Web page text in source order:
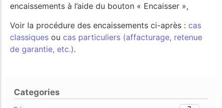
encaissements à l’aide du bouton « Encaisser »,
Voir la procédure des encaissements ci-après : cas
classiques ou cas particuliers (affacturage, retenue
de garantie, etc.).
Categories